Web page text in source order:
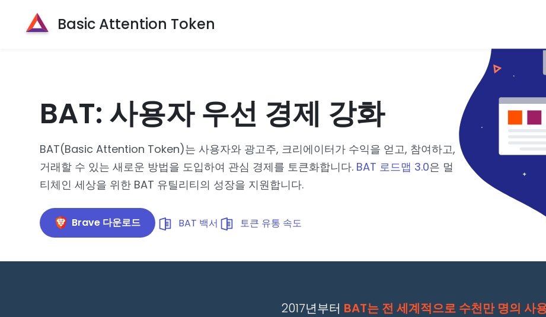
Basic Attention Token
BAT: 사용자 우선 경제 강화
BAT(Basic Attention Token)는 사용자와 광고주, 크리에이터가 수익을 얻고, 참여하고,
거래할 수 있는 새로운 방법을 도입하여 관심 경제를 토큰화합니다. BAT 로드맵 3.0은 멀
티체인 세상을 위한 BAT 유틸리티의 성장을 지원합니다.
Brave 다운로드 BAT 백서 토큰 유통 속도
2017년부터 BAT는 전 세계적으로 수천만 명의 사